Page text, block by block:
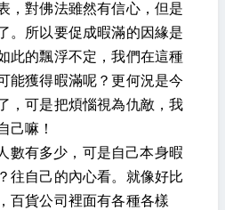
，對佛法雖然有信心，但是
。所以要促成暇滿的因緣是
此的飄浮不定，我們在這種
能獲得暇滿呢？更何況是今
，可是把煩惱視為仇敵，我
己嘛！
數有多少，可是自己本身暇
往自己的內心看。就像好比
百貨公司裡面有各種各樣